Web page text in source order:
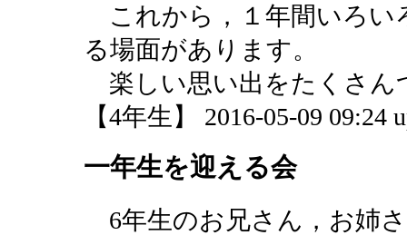
これから，１年間いろい
る場面があります。
楽しい思い出をたくさん
【4年生】 2016-05-09 09:24
一年生を迎える会
6年生のお兄さん，お姉